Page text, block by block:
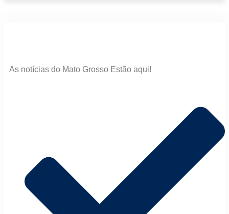
As notícias do Mato Grosso Estão aqui!